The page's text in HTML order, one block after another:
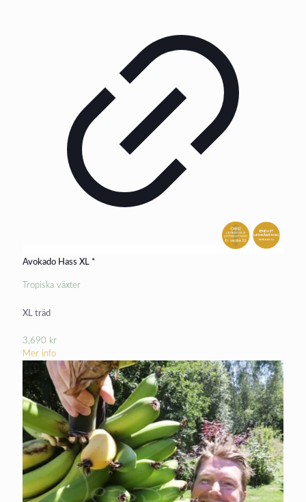
Avokado Hass XL *
Tropiska växter
XL träd
3,690 kr
Mer info